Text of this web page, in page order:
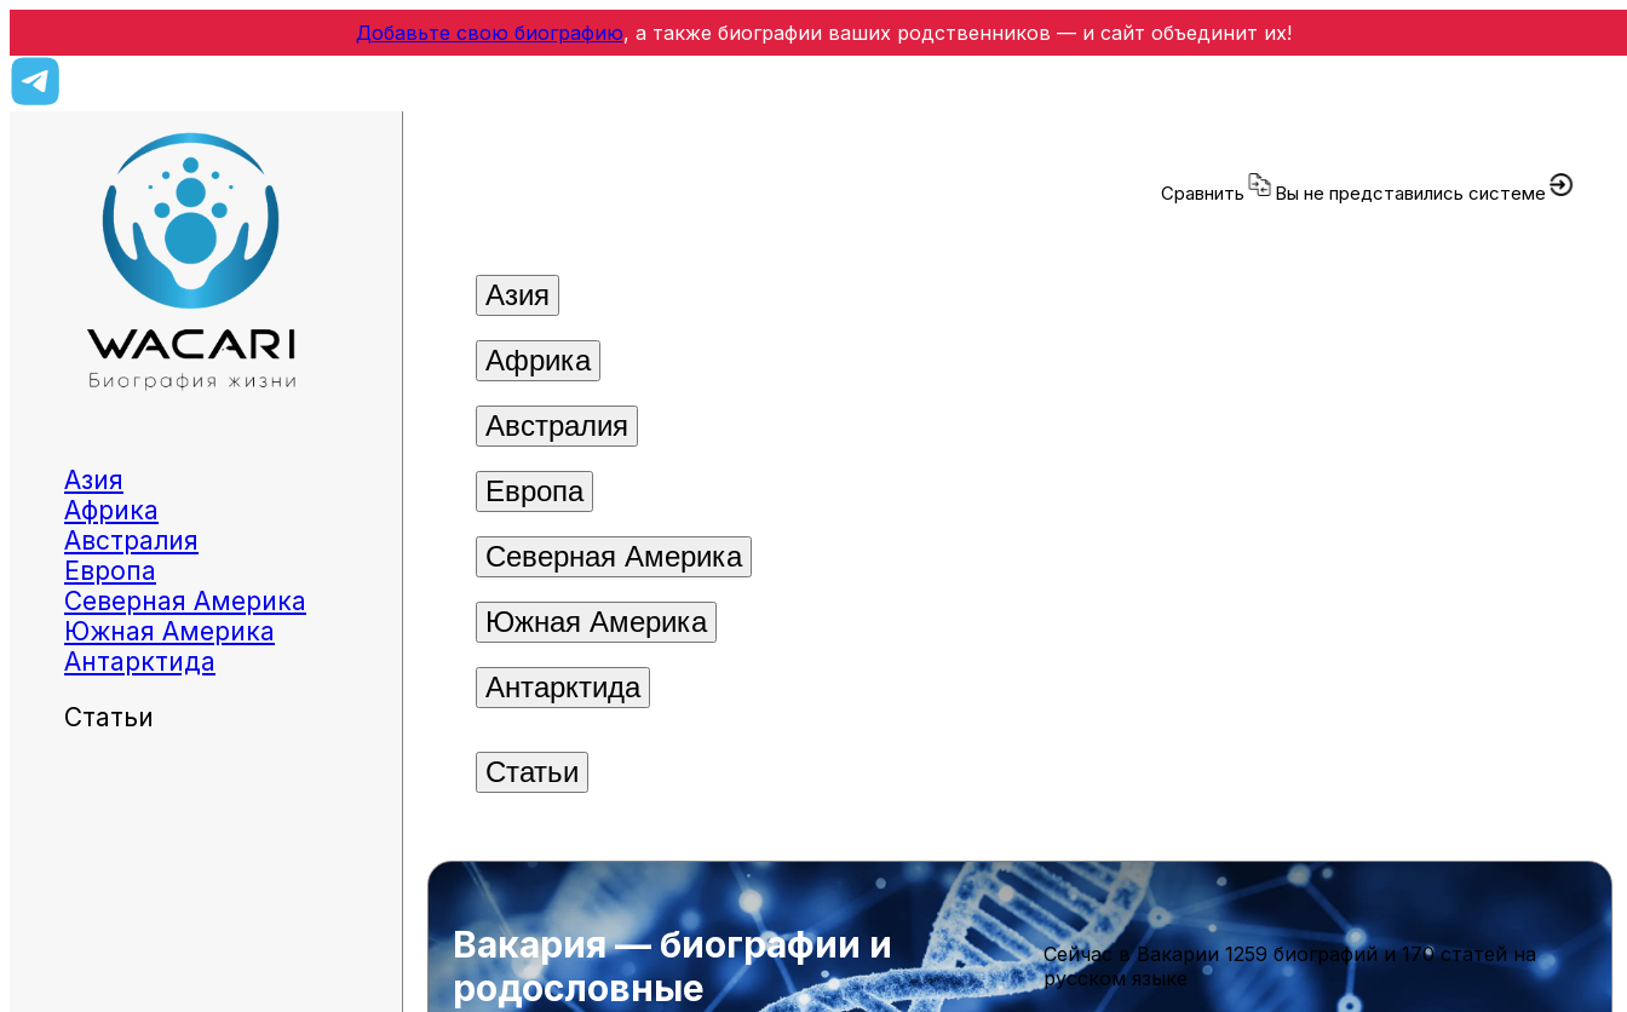
Добавьте свою биографию, а также биографии ваших родственников — и сайт объединит их!
Азия
Африка
Австралия
Европа
Северная Америка
Южная Америка
Антарктида
Статьи
Сравнить Вы не представились системе
Азия
Африка
Австралия
Европа
Северная Америка
Южная Америка
Антарктида
Статьи
Вакария — биографии и
родословные
Cейчас в Вакарии1259 биографийи170 статей на
русском языке